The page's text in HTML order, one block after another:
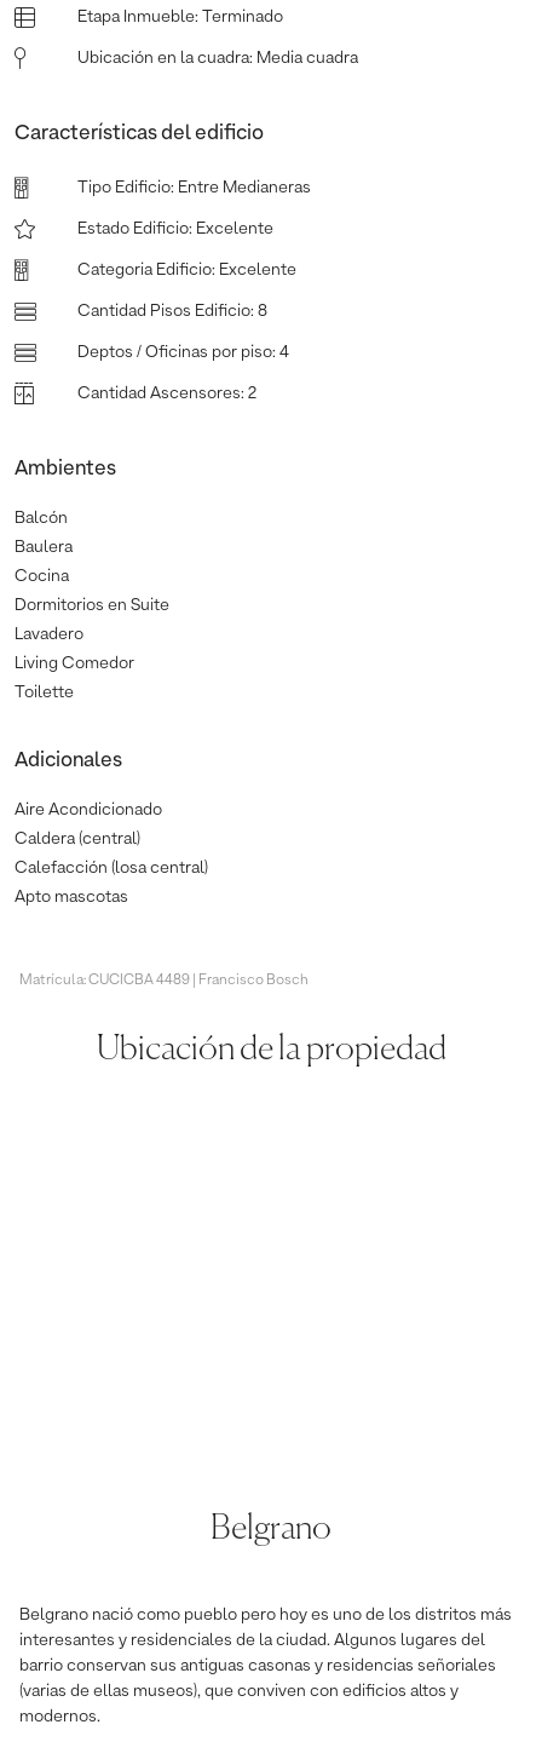
Etapa Inmueble: Terminado
Ubicación en la cuadra: Media cuadra
Características del edificio
Tipo Edificio: Entre Medianeras
Estado Edificio: Excelente
Categoria Edificio: Excelente
Cantidad Pisos Edificio: 8
Deptos / Oficinas por piso: 4
Cantidad Ascensores: 2
Ambientes
Balcón
Baulera
Cocina
Dormitorios en Suite
Lavadero
Living Comedor
Toilette
Adicionales
Aire Acondicionado
Caldera (central)
Calefacción (losa central)
Apto mascotas
Matrícula: CUCICBA 4489 | Francisco Bosch
Ubicación de la propiedad
Belgrano
Belgrano nació como pueblo pero hoy es uno de los distritos más
interesantes y residenciales de la ciudad. Algunos lugares del
barrio conservan sus antiguas casonas y residencias señoriales
(varias de ellas museos), que conviven con edificios altos y
modernos.